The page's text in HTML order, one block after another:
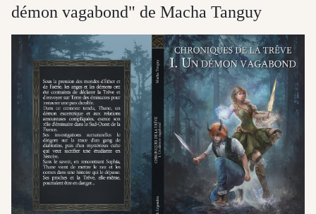
démon vagabond" de Macha Tanguy